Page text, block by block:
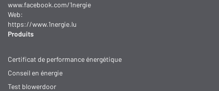
www.facebook.com/1nergie
Web:
https://www.1nergie.lu
Produits
Certificat de performance énergétique
Conseil en énergie
Test blowerdoor